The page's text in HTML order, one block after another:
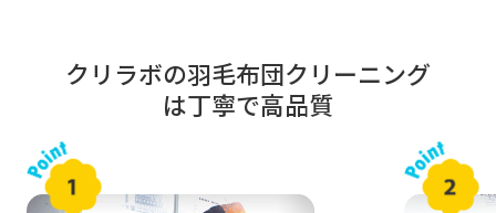
クリラボの羽毛布団クリーニング
は丁寧で高品質